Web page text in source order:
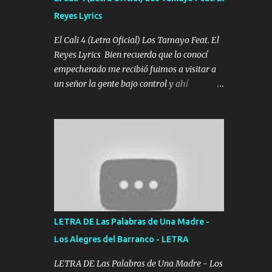
agarrar el vuelo y la mente y tranquilizando
Tomense un buen trago Y así es como
empezamos los versos que voy cantando
(Music) A vido alta y bajas La carreta se
atora Pero nunca le aflojamos Ya me han
pasado cosas Y aunque ustedes no sepan
es...
Reyes Lyrics
El Cali 4 (Letra Oficial) Los Tamayo Feat. El
Reyes Lyrics Bien recuerdo que lo conocí
empecherado me recibió fuimos a visitar a
un señor la gente bajo control y ahí
reglas no secuestr0 no r0bar De La C giró la
orden nos comanda el doble P bien firmes
con Alto PRIETO y la camisa es color Verde y
peleam0s la Bandera por todita a la ciudad
con los drones patrullando la Frontera De
blancas ya hace falta mi APA FLACO verde
se le extraña pa que sepan Aquí Pura GENTE
LETRA DE Las Palabras de Una Madre -
Los Alegres del Barranco - LETRA
LETRA DE Las Palabras de Una Madre - Los